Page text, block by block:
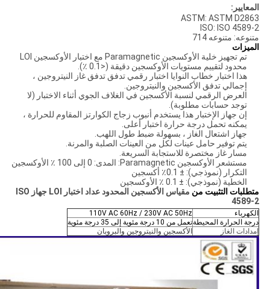
المعايير:
ASTM: ASTM D2863
ISO: ISO 4589-2
متنوعه: متنوعه 714
الميزات
تم تجهيز خلية الأوكسجين Paramagnetic مع اختبار الأوكسجين LOI
محدود لتقييم مستويات الأوكسجين دقيقة (<0.1 ٪).
هذا اختبار خطاب النوايا اختبار رقمي تدفق تدفق غاز النيتروجين ،
إجمالي تدفق الأكسجين والنيتروجين.
العرض الرقمي لنسبة الأكسجين في الغلاف الجوي أثناء الاختبار (لا
توجد حسابات مطلوبة).
إن جهاز الإختبار هذا يستخدم أنبوب زجاج الكوارتز المقاوم للحرارة ،
يمكنه تحمل درجة حرارة اختبار أعلى.
جهاز اشتعال الغاز ، بسهولة ضبط طول اللهب.
يتم توفير حامل عينات لكل من العينات الصلبة والمرنة.
مسار غاز مختصرة للاستجابة السريعة.
مستشعر الأوكسجين Paramagnetic: المدى: 0 إلى 100 ٪ الأوكسجين
التكرار (نموذجي): ± 0.1٪ أكسجين
الخطية (نموذجي): ± 0.1 ٪ الأوكسجين
متطلبات التثبيت من
مقياس الأكسجين المحدود عداد اختبار LOI جهاز ISO
4589-2
الكهرباء
110V AC 60Hz / 230V AC 50Hz
درجة الحرارة المحيطةتعمل من 10 درجة مئوية إلى 35 درجة مئوية
إمدادات الغاز
الأكسجين والنيتروجين والبروبان